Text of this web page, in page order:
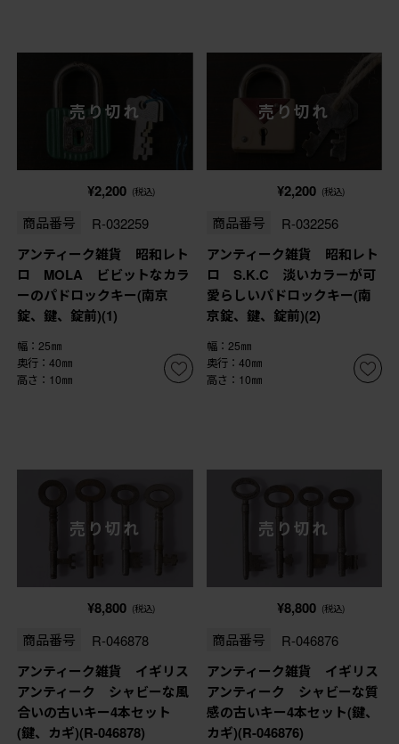
売り切れ
¥2,200 (税込)
商品番号 R-032259
アンティーク雑貨 昭和レト
ロ MOLA ビビットなカラ
ーのパドロックキー(南京
錠、鍵、錠前)(1)
幅：25㎜
奥行：40㎜
高さ：10㎜
売り切れ
¥2,200 (税込)
商品番号 R-032256
アンティーク雑貨 昭和レト
ロ S.K.C 淡いカラーが可
愛らしいパドロックキー(南
京錠、鍵、錠前)(2)
幅：25㎜
奥行：40㎜
高さ：10㎜
売り切れ
¥8,800 (税込)
商品番号 R-046878
アンティーク雑貨 イギリス
アンティーク シャビーな風
合いの古いキー4本セット
(鍵、カギ)(R-046878)
売り切れ
¥8,800 (税込)
商品番号 R-046876
アンティーク雑貨 イギリス
アンティーク シャビーな質
感の古いキー4本セット(鍵、
カギ)(R-046876)